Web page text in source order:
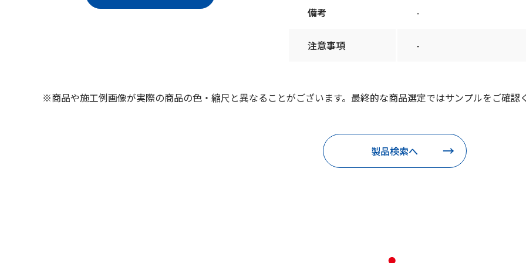
備考 -
注意事項 -
※商品や施工例画像が実際の商品の色・縮尺と異なることがございます。最終的な商品選定ではサンプルをご確認
製品検索へ